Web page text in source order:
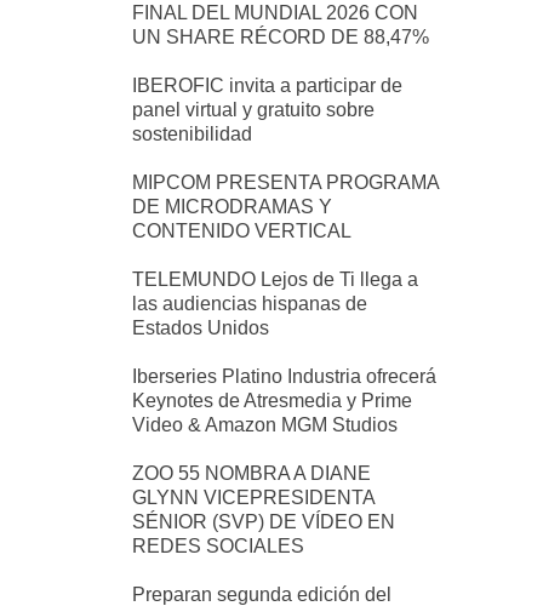
FINAL DEL MUNDIAL 2026 CON
UN SHARE RÉCORD DE 88,47%
IBEROFIC invita a participar de
panel virtual y gratuito sobre
sostenibilidad
MIPCOM PRESENTA PROGRAMA
DE MICRODRAMAS Y
CONTENIDO VERTICAL
TELEMUNDO Lejos de Ti llega a
las audiencias hispanas de
Estados Unidos
Iberseries Platino Industria ofrecerá
Keynotes de Atresmedia y Prime
Video & Amazon MGM Studios
ZOO 55 NOMBRA A DIANE
GLYNN VICEPRESIDENTA
SÉNIOR (SVP) DE VÍDEO EN
REDES SOCIALES
Preparan segunda edición del